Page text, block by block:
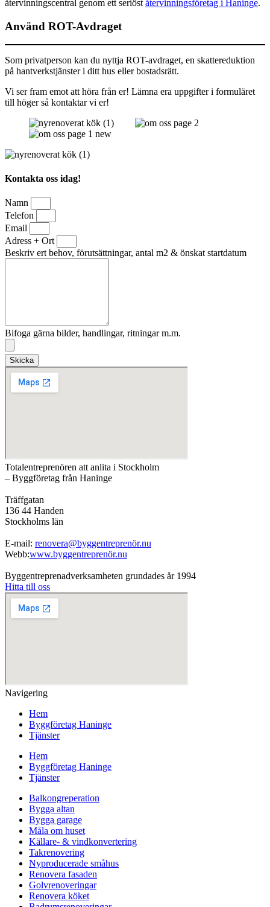
återvinningscentral genom ett seriöst återvinningsföretag i Haninge.
Använd ROT-Avdraget
Som privatperson kan du nyttja ROT-avdraget, en skattereduktion
på hantverkstjänster i ditt hus eller bostadsrätt.
Vi ser fram emot att höra från er! Lämna era uppgifter i formuläret
till höger så kontaktar vi er!
Kontakta oss idag!
Namn
Telefon
Email
Adress + Ort
Beskriv ert behov, förutsättningar, antal m2 & önskat startdatum
Bifoga gärna bilder, handlingar, ritningar m.m.
Skicka
Totalentreprenören att anlita i Stockholm
– Byggföretag från Haninge
Träffgatan
136 44 Handen
Stockholms län
E-mail: renovera@byggentreprenör.nu
Webb:www.byggentreprenör.nu
Byggentreprenadverksamheten grundades år 1994
Hitta till oss
Navigering
Hem
Byggföretag Haninge
Tjänster
Hem
Byggföretag Haninge
Tjänster
Balkongreperation
Bygga altan
Bygga garage
Måla om huset
Källare- & vindkonvertering
Takrenovering
Nyproducerade småhus
Renovera fasaden
Golvrenoveringar
Renovera köket